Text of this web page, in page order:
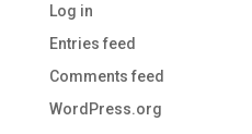
Log in
Entries feed
Comments feed
WordPress.org